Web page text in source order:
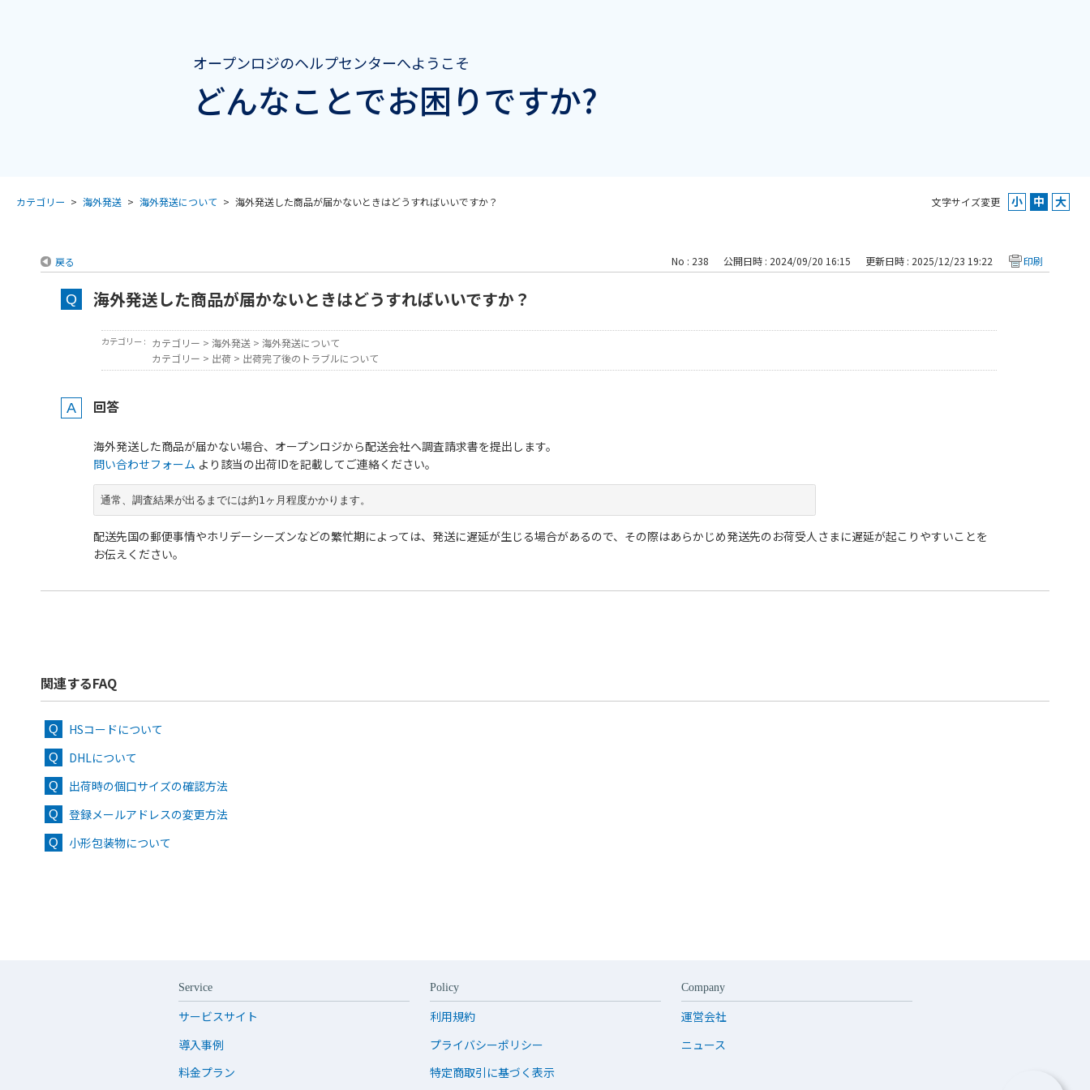
オープンロジのヘルプセンターへようこそ
どんなことでお困りですか?
文字サイズ変更
カテゴリー > 海外発送 > 海外発送について > 海外発送した商品が届かないときはどうすればいいですか？
戻る No : 238 公開日時 : 2024/09/20 16:15 更新日時 : 2025/12/23 19:22 印刷
海外発送した商品が届かないときはどうすればいいですか？
カテゴリー : カテゴリー > 海外発送 > 海外発送について
カテゴリー > 出荷 > 出荷完了後のトラブルについて
回答
海外発送した商品が届かない場合、オープンロジから配送会社へ調査請求書を提出します。
問い合わせフォーム より該当の出荷IDを記載してご連絡ください。
通常、調査結果が出るまでには約1ヶ月程度かかります。
配送先国の郵便事情やホリデーシーズンなどの繁忙期によっては、発送に遅延が生じる場合があるので、その際はあらかじめ発送先のお荷受人さまに遅延が起こりやすいことを
お伝えください。
関連するFAQ
HSコードについて
DHLについて
出荷時の個口サイズの確認方法
登録メールアドレスの変更方法
小形包装物について
Service
サービスサイト
導入事例
料金プラン
Policy
利用規約
プライバシーポリシー
特定商取引に基づく表示
Company
運営会社
ニュース